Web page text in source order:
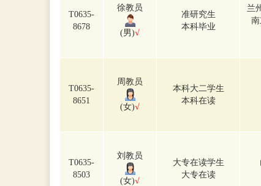
T0635-
8678
徐教员
(男)√
准研究生
本科毕业
兰
T0635-
8651
周教员
(女)√
本科大二学生
本科在读
T0635-
8503
刘教员
(女)√
大专在读学生
大专在读